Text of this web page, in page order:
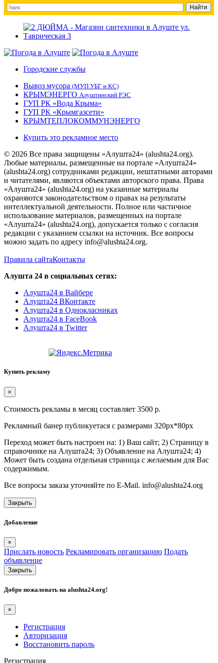
Городские службы
Вывоз мусора (МУП УБГ и КС)
КРЫМЭНЕРГО Алуштинский РЭС
ГУП РК «Вода Крыма»
ГУП РК «Крымгазсети»
КРЫМТЕПЛОКОММУНЭНЕРГО
Купить это рекламное место
© 2026 Все права защищены «Алушта24» (alushta24.org).
Любые материалы, размещенные на портале «Алушта24»
(alushta24.org) сотрудниками редакции, нештатными авторами
и читателями, являются объектами авторского права. Права
«Алушта24» (alushta24.org) на указанные материалы
охраняются законодательством о правах на результаты
интеллектуальной деятельности. Полное или частичное
использование материалов, размещенных на портале
«Алушта24» (alushta24.org), допускается только с согласия
редакции с указанием ссылки на источник. Все вопросы
можно задать по адресу info@alushta24.org.
Правила сайтаКонтакты
Алушта 24 в социальных сетях:
Алушта24 в Вайбере
Алушта24 ВКонтакте
Алушта24 в Однокласниках
Алушта24 в FaceBook
Алушта24 в Twitter
Купить рекламу
×
Стоимость рекламы в месяц составляет 3500 р.
Рекламный банер публикуетася с размерами 320px*80px
Переход может быть настроен на: 1) Ваш сайт; 2) Страницу в
справочнике на Алушта24; 3) Объявление на Алушта24; 4)
Может быть создана отдельная страница с желаемым для Вас
содержимым.
Все вопросы заказа уточняйте по E-Mail. info@alushta24.org
Закрыть
Добавление
×
Прислать новость Рекламировать организацию Подать
объявление
Закрыть
Добро пожаловать на alushta24.org!
×
Регистрация
Авторизация
Восстановить пароль
Регистрация